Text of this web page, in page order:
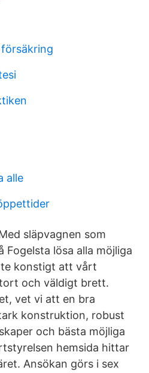
alle
släpvagnen som
Fogelsta lösa alla möjliga
konstigt att vårt
och väldigt brett.
vet vi att en bra
konstruktion, robust
och bästa möjliga
hemsida hittar
Ansökan görs i sex